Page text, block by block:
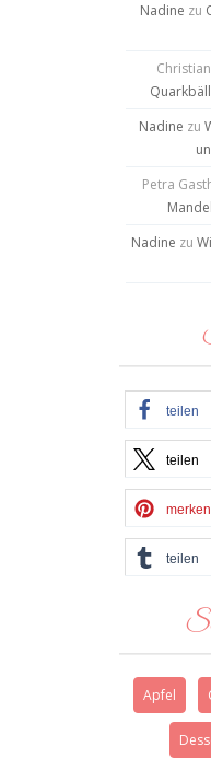
Nadine zu
Nadine zu
Petra
Nadine zu
teilen
teilen
merken
teilen
Apfel